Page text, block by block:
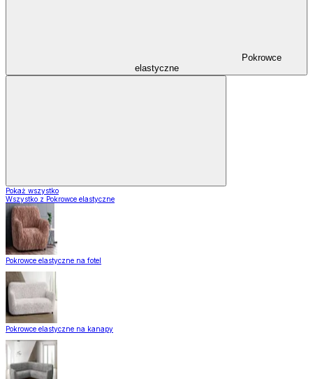
Pokrowce
elastyczne
Pokaż wszystko
Wszystko z Pokrowce elastyczne
Pokrowce elastyczne na fotel
Pokrowce elastyczne na kanapy